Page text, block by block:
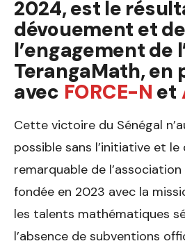
2024, est le
dévouement et de
l’engagement de
TerangaMath, en
avec FORCE-N et
Cette victoire du Sénégal
possible sans l’initiative et
remarquable de
fondée en 2023 avec la
les talents mathématiques
l’absence de subventions